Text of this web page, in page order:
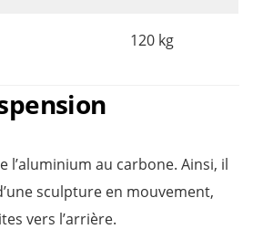
120 kg
l’aluminium au carbone. Ainsi, il
sculpture en mouvement,
vers l’arrière.